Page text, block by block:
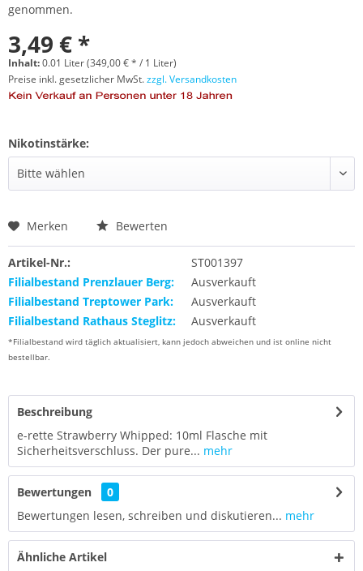
genommen.
3,49 € *
Inhalt:0.01 Liter (349,00 € * / 1 Liter)
Preise inkl. gesetzlicher MwSt.zzgl. Versandkosten
Nikotinstärke:
Merken Bewerten
Artikel-Nr.:
ST001397
Filialbestand Prenzlauer Berg:
Ausverkauft
Filialbestand Treptower Park:
Ausverkauft
Filialbestand Rathaus Steglitz:
Ausverkauft
*Filialbestand wird täglich aktualisiert, kann jedoch abweichen und ist online nicht
bestellbar.
Beschreibung
e-rette Strawberry Whipped: 10ml Flasche mit
Sicherheitsverschluss. Der pure... mehr
Bewertungen
0
Bewertungen lesen, schreiben und diskutieren... mehr
Ähnliche Artikel